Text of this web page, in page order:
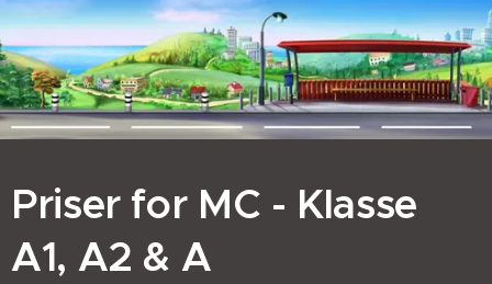
Priser for MC - Klasse
A1, A2 & A